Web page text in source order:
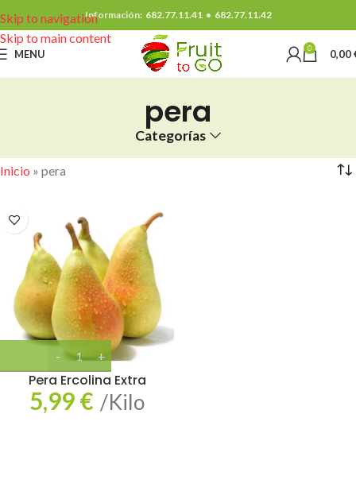
Skip to navigation
Skip to main content
Información: 682.77.11.41• 682.77.11.42
MENU 0 0,00
pera
Categorías
Inicio » pera
Pera Ercolina Extra
5,99€ /Kilo